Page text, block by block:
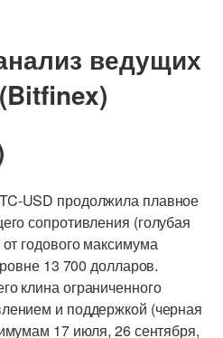
ведущих
USD продолжила плавное
сопротивления (голубая
годового максимума
13 700 долларов.
клина ограниченного
и поддержкой (черная
17 июля, 26 сентября,